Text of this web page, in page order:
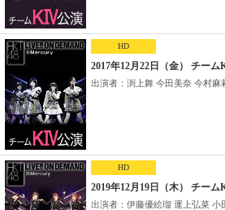
HD
2017年12月22日（金） チー
出演者：渕上舞 今田美奈 今村麻
HD
2019年12月19日（木） チー
出演者：伊藤優絵瑠 運上弘菜 小